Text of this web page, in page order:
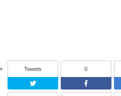
Tweets
Twitter
0